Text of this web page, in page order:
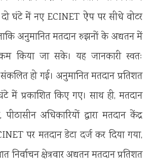
घंटे में नए ECINET ऐप पर सीधे वोटर
अनुमानित मतदान रुझनों के अद्यतन में
किया जा सके। यह जानकारी स्वतः
संकलित हो गई। अनुमानित मतदान प्रतिशत
में प्रकाशित किए गए। साथ ही, मतदान
अधिकारियों द्वारा मतदान केंद्र
पर मतदान डेटा दर्ज कर दिया गया,
क्षेत्रवार अद्यतन मतदान प्रतिशत